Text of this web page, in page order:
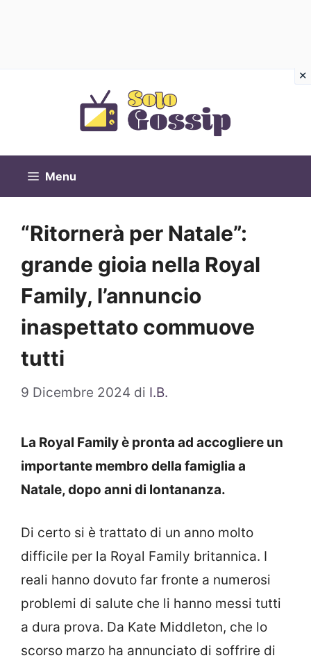
Menu
“Ritornerà per Natale”:
grande gioia nella Royal
Family, l’annuncio
inaspettato commuove
tutti
9 Dicembre 2024 di I.B.
La Royal Family è pronta ad accogliere un
importante membro della famiglia a
Natale, dopo anni di lontananza.
Di certo si è trattato di un anno molto
difficile per la Royal Family britannica. I
reali hanno dovuto far fronte a numerosi
problemi di salute che li hanno messi tutti
a dura prova. Da Kate Middleton, che lo
scorso marzo ha annunciato di soffrire di